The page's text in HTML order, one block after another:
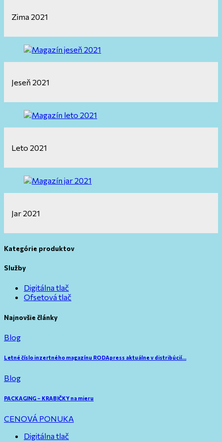
Zima 2021
Jeseň 2021
Leto 2021
Jar 2021
Kategórie produktov
Služby
Digitálna tlač
Ofsetová tlač
Najnovšie články
Blog
Letné číslo inzertného magazínu RODApress aktuálne v distribúcií…
Blog
PACKAGING – KRABIČKY na mieru
CENOVÁ PONUKA
Digitálna tlač